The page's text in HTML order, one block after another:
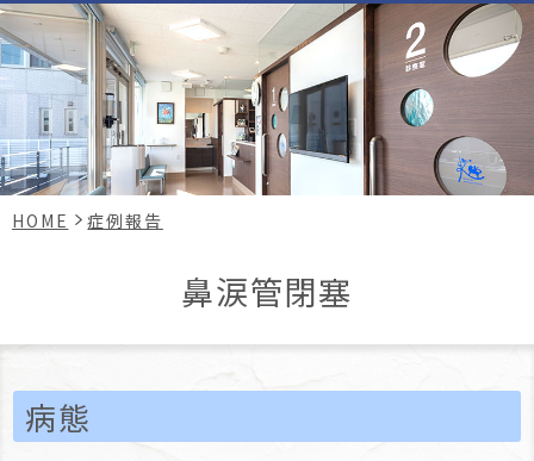
HOME 症例報告
鼻涙管閉塞
病態